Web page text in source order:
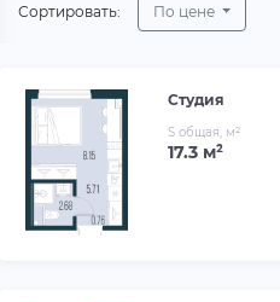
Сортировать: По цене
Студия
S общая, м²
17.3 м²